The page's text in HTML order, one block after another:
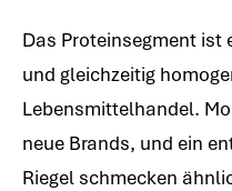
Das Proteinsegment ist
und gleichzeitig
Lebensmittelhandel.
neue Brands, und ein
Riegel schmecken